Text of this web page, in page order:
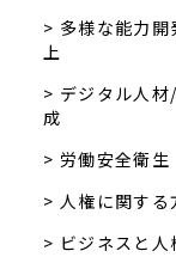
> 多様な能力
上
> デジタル人
成
> 労働安全衛生
> 人権に関する
> ビジネスと人